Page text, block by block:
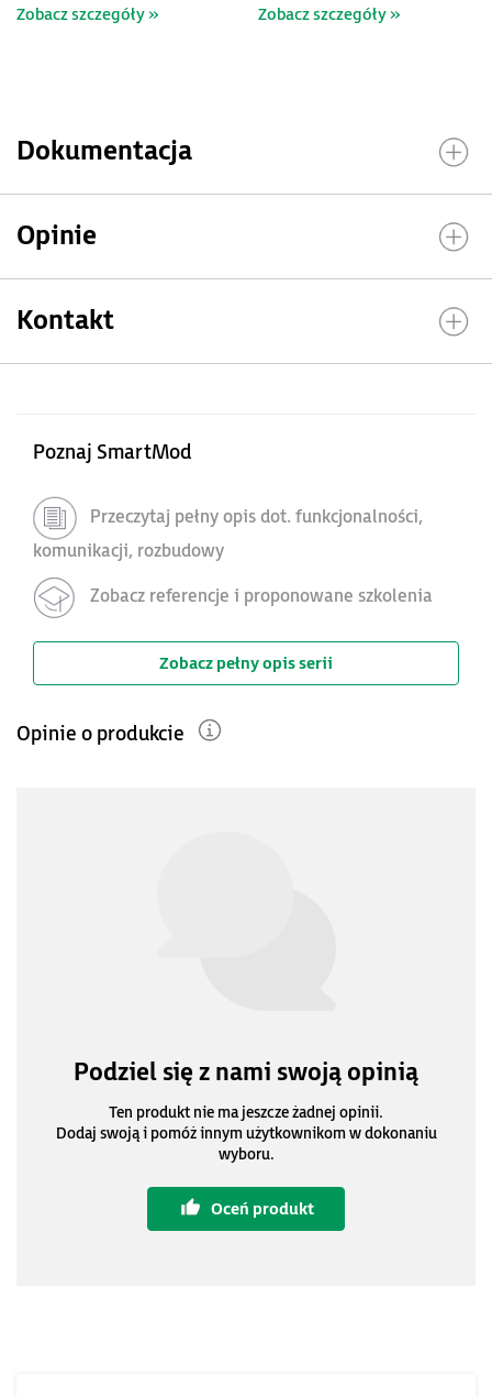
Zobacz szczegóły » Zobacz szczegóły »
Dokumentacja
Opinie
Kontakt
Poznaj SmartMod
Przeczytaj pełny opis dot. funkcjonalności,
komunikacji, rozbudowy
Zobacz referencje i proponowane szkolenia
Zobacz pełny opis serii
Opinie o produkcie
Podziel się z nami swoją opinią
Ten produkt nie ma jeszcze żadnej opinii.
Dodaj swoją i pomóż innym użytkownikom w dokonaniu
wyboru.
Oceń produkt